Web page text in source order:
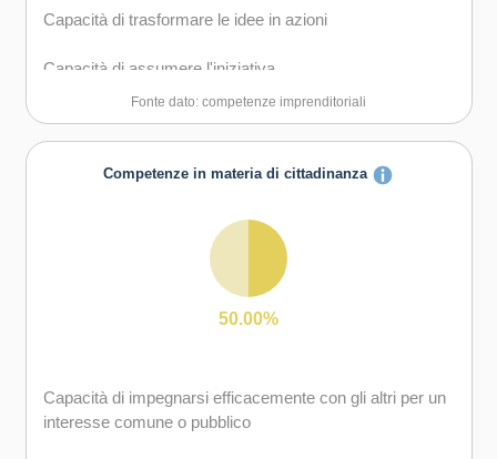
Capacità di trasformare le idee in azioni
Capacità di assumere l'iniziativa
Fonte dato: competenze imprenditoriali
Competenze in materia di cittadinanza
50.00%
Capacità di impegnarsi efficacemente con gli altri per un
interesse comune o pubblico